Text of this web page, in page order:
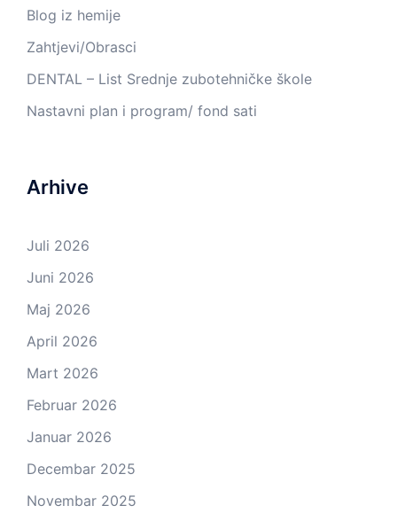
Blog iz hemije
Zahtjevi/Obrasci
DENTAL – List Srednje zubotehničke škole
Nastavni plan i program/ fond sati
Arhive
Juli 2026
Juni 2026
Maj 2026
April 2026
Mart 2026
Februar 2026
Januar 2026
Decembar 2025
Novembar 2025